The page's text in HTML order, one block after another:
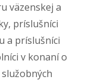
väzenskej a
príslušníci
a príslušníci
v konaní o